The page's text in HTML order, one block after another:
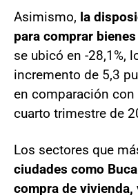
Asimismo, la
para comprar
se ubicó en -28,1%,
incremento de 5,3
en comparación
cuarto trimestre de
Los sectores que
ciudades como
compra de